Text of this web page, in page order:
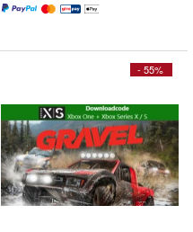
- 55%